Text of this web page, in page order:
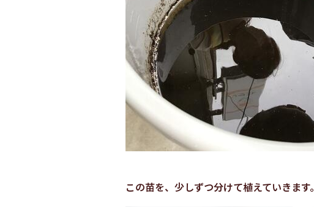
この苗を、少しずつ分けて植えていきます。